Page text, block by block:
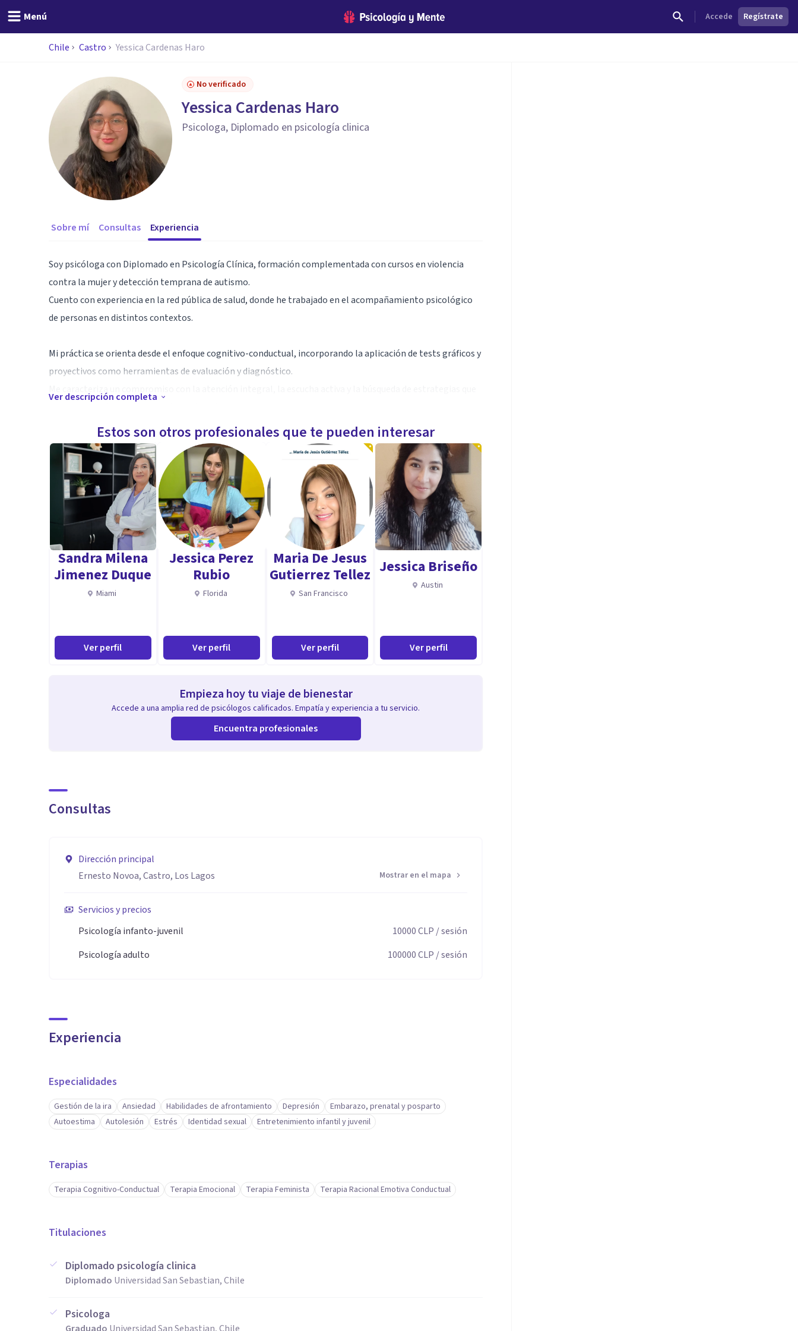
Menú Accede Regístrate
Chile Castro Yessica Cardenas Haro
No verificado
Yessica Cardenas Haro
Psicologa, Diplomado en psicología clinica
Sobre mí Consultas Experiencia
Soy psicóloga con Diplomado en Psicología Clínica, formación complementada con cursos en violencia
contra la mujer y detección temprana de autismo.
Cuento con experiencia en la red pública de salud, donde he trabajado en el acompañamiento psicológico
de personas en distintos contextos.
Mi práctica se orienta desde el enfoque cognitivo-conductual, incorporando la aplicación de tests gráficos y
proyectivos como herramientas de evaluación y diagnóstico.
Especialidad
Especialidad en Psicología Clínica con enfoque Cognitivo-Conductual, orientada a la evaluación,
intervención y acompañamiento terapéutico de adolescentes y adultos.
Evaluación Psicológica: aplicación e interpretación de tests gráficos y proyectivos, herramientas de
screening y entrevistas clínicas.
Violencia de Género y VIF: formación en detección, acompañamiento y abordaje de mujeres víctimas de
violencia.
acompañamiento a familias.
y atención en contextos de alta demanda.
Empatía y cercanía: facilidad para generar un espacio de confianza y contención emocional.
• Capacidad de adaptación a distintos contextos y realidades, manteniendo siempre un enfoque humano y
respetuoso.
Ver descripción completa
Estos son otros profesionales que te pueden interesar
Sandra Milena
Jimenez Duque
Miami
Ver perfil
Jessica Perez
Rubio
Florida
Ver perfil
Maria De Jesus
Gutierrez Tellez
San Francisco
Ver perfil
Jessica Briseño
Austin
Ver perfil
Empieza hoy tu viaje de bienestar
Accede a una amplia red de psicólogos calificados. Empatía y experiencia a tu servicio.
Encuentra profesionales
Consultas
Dirección principal
Ernesto Novoa, Castro, Los Lagos
Mostrar en el mapa
Servicios y precios
Psicología infanto-juvenil
10000CLP / sesión
Psicología adulto
100000CLP / sesión
Experiencia
Especialidades
Gestión de la ira Ansiedad Habilidades de afrontamiento Depresión
Embarazo, prenatal y posparto
Autoestima
Autolesión Estrés Identidad sexual Entretenimiento infantil y juvenil
Terapias
Terapia Cognitivo-Conductual Terapia Emocional Terapia Feminista Terapia Racional Emotiva Conductual
Titulaciones
Diplomado psicología clinica
Diplomado Universidad San Sebastian, Chile
Psicologa